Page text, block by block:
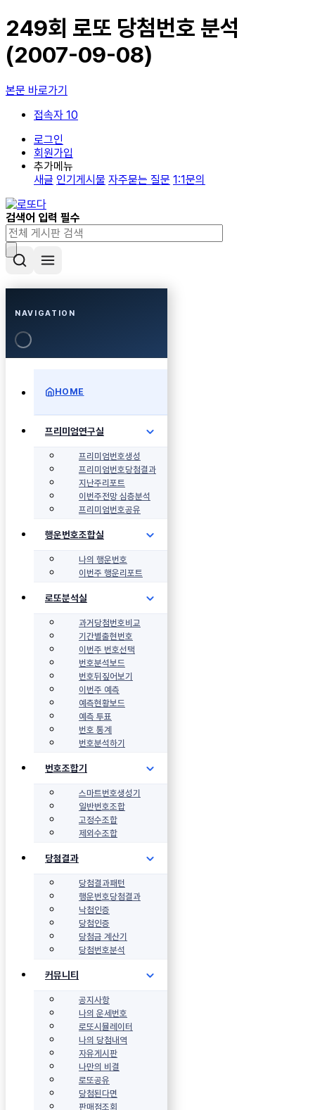
249회 로또 당첨번호 분석
(2007-09-08)
본문 바로가기
접속자 10
로그인
회원가입
추가메뉴
새글 인기게시물 자주묻는 질문 1:1문의
검색어 입력 필수
NAVIGATION
HOME
프리미엄연구실
프리미엄번호생성
프리미엄번호당첨결과
지난주리포트
이번주전망 심층분석
프리미엄번호공유
행운번호조합실
나의 행운번호
이번주 행운리포트
로또분석실
과거당첨번호비교
기간별출현번호
이번주 번호선택
번호분석보드
번호뒤짚어보기
이번주 예측
예측현황보드
예측 투표
번호 통계
번호분석하기
번호조합기
스마트번호생성기
일반번호조합
고정수조합
제외수조합
당첨결과
당첨결과패턴
행운번호당첨결과
낙첨인증
당첨인증
당첨금 계산기
당첨번호분석
커뮤니티
공지사항
나의 운세번호
로또시뮬레이터
나의 당첨내역
자유게시판
나만의 비결
로또공유
당첨된다면
판매점조회